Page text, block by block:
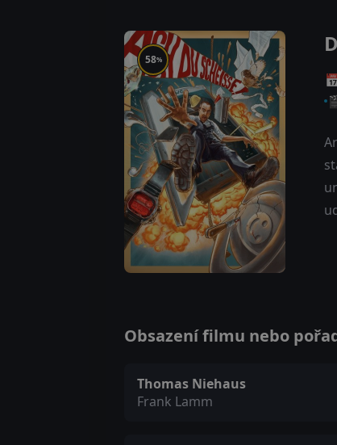
58%
Obsazení filmu nebo
Thomas Niehaus
Frank Lamm